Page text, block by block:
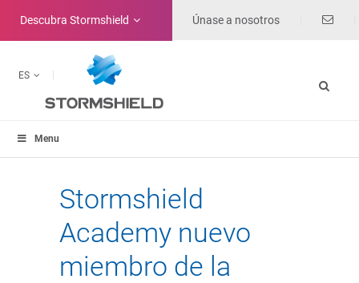
Descubra Stormshield Únase a nosotros
ES
Menu
Stormshield
Academy nuevo
miembro de la